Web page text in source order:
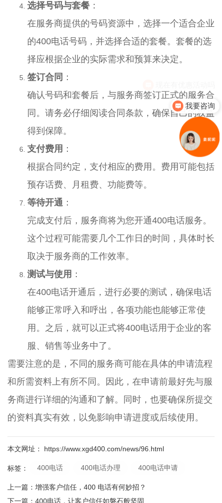
选择号码与套餐 ：
在服务商提供的号码资源中，选择一个适合企业
的400电话号码，并选择合适的套餐。套餐的选
择应根据企业的实际需求和预算来决定。
签订合同 ：
确认号码和套餐后，与服务商签订正式的服务合
同。请务必仔细阅读合同条款，确保自己的权益
得到保障。
支付费用 ：
根据合同约定，支付相应的费用。费用可能包括
预存话费、月租费、功能费等。
等待开通 ：
完成支付后，服务商将为您开通400电话服务。
这个过程可能需要几个工作日的时间，具体时长
取决于服务商的工作效率。
测试与使用 ：
在400电话开通后，进行必要的测试，确保电话
能够正常呼入和呼出，各项功能也能够正常使
用。之后，就可以正式将400电话用于企业的客
服、销售等业务中了。
需要注意的是，不同的服务商可能在具体的申请流程
和所需资料上有所不同。因此，在申请前最好先与服
务商进行详细的沟通和了解。同时，也要确保所提交
的资料真实有效，以免影响申请进度或后续使用。
本文网址： https://www.xgd400.com/news/96.html
标签： 400电话 400电话办理 400电话申请
上一篇： 增强客户信任，400 电话有何妙招？
下一篇： 400电话，让客户信任如磐石般坚固
我要咨询